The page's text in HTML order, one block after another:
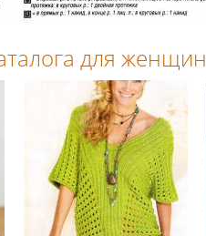
для женщин